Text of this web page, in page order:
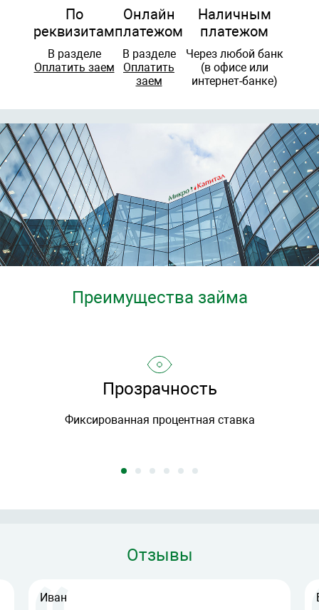
По
реквизитам
В разделе
Оплатить заем
Онлайн
платежом
В разделе
Оплатить
заем
Наличным
платежом
Через любой банк
(в офисе или
интернет-банке)
Преимущества займа
Прозрачность
Фиксированная процентная ставка
Отзывы
Иван